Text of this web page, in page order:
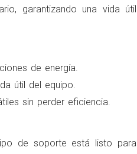
garantizando una vida útil
de energía.
útil del equipo.
sin perder eficiencia.
de soporte está listo para